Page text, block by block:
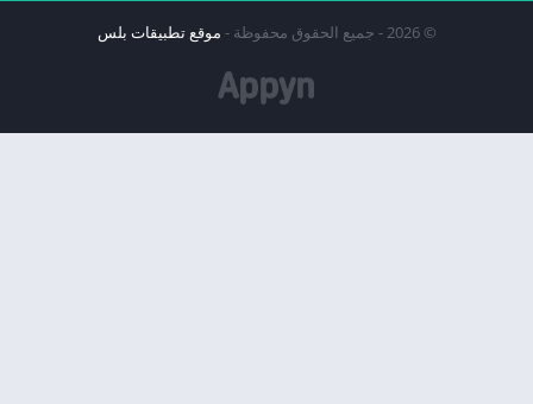
© 2026 - جميع الحقوق محفوظة - موقع تطبيقات بلس